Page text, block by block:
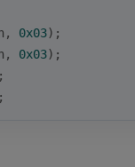
0x03);
0x03);